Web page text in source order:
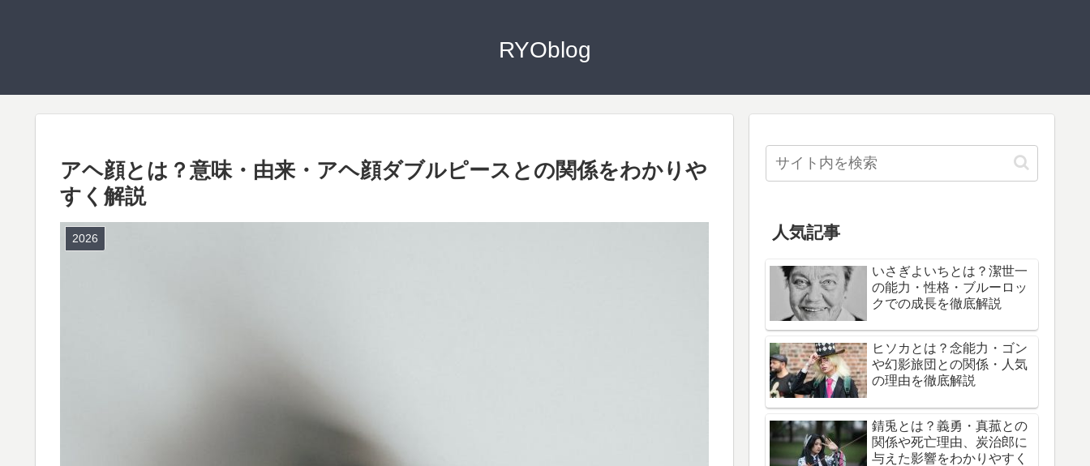
RYOblog
アヘ顔とは？意味・由来・アヘ顔ダブルピースとの関係をわかりや
すく解説
2026 人気記事
いさぎよいちとは？潔世一
の能力・性格・ブルーロッ
クでの成長を徹底解説
ヒソカとは？念能力・ゴン
や幻影旅団との関係・人気
の理由を徹底解説
錆兎とは？義勇・真菰との
関係や死亡理由、炭治郎に
与えた影響をわかりやすく